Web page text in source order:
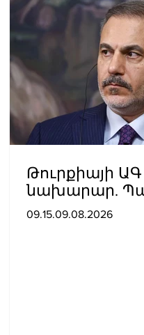
Թուրքիայի ԱԳ
նախարար.
և Սաուդյան
09.15.09.08.2026